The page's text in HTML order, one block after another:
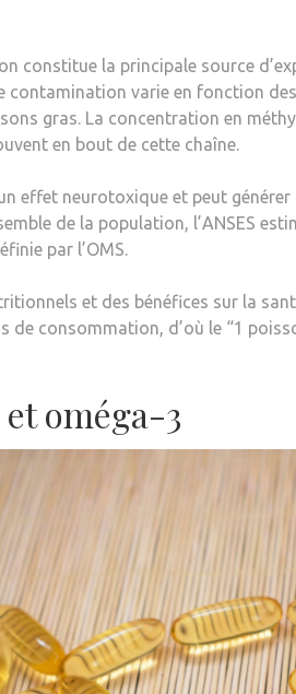
constitue la principale source
contamination varie en fonction
gras. La concentration en
en bout de cette chaîne.
effet neurotoxique et peut
de la population, l’ANSES
par l’OMS.
et des bénéfices sur la
de consommation, d’où le “1
oméga-3